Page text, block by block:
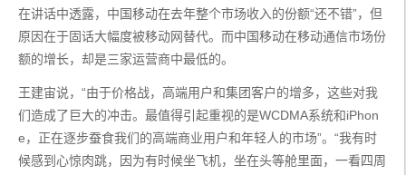
在讲话中透露，中国移动在去年整个市场收入的份额“还不错”，但
原因在于固话大幅度被移动网替代。而中国移动在移动通信市场份
额的增长，却是三家运营商中最低的。
王建宙说，“由于价格战，高端用户和集团客户的增多，这些对我
们造成了巨大的冲击。最值得引起重视的是WCDMA系统和iPhon
e，正在逐步蚕食我们的高端商业用户和年轻人的市场”。“我有时
候感到心惊肉跳，因为有时候坐飞机，坐在头等舱里面，一看四周